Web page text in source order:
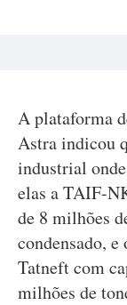
A plataforma
Astra indicou
industrial
elas a TAIF-
de 8 milhões
condensado,
Tatneft com
milhões de